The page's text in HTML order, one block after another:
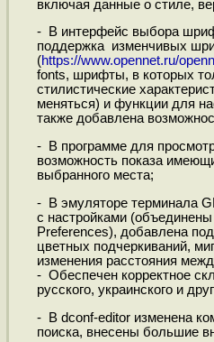
включая данные о стиле,
- В интерфейс выбора
поддержка изменчивых
(https://www.opennet.ru/
fonts, шрифты, в которых
стилистические
меняться) и функции для
также добавлена
- В программе для
возможность показа
выбранного места;
- В эмуляторе терминала
с настройками
Preferences), добавлена
цветных подчеркиваний,
изменения расстояния
- Обеспечен корректное
русского, украинского и
- В dconf-editor изменена
поиска, внесены большие